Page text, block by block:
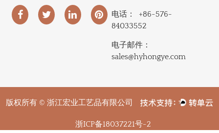
电话：
+86-576-
84033552
电子邮件：
sales@hyhongye.com
版权所有 © 浙江宏业工艺品有限公司
浙ICP备18037221号-2